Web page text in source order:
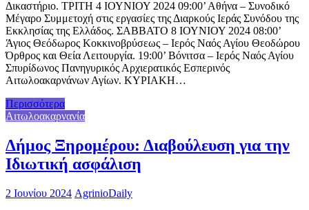
Δικαστήριο. ΤΡΙΤΗ 4 ΙΟΥΝΙΟΥ 2024 09:00’ Αθήνα – Συνοδικό
Μέγαρο Συμμετοχή στις εργασίες της Διαρκούς Ιεράς Συνόδου της
Εκκλησίας της Ελλάδος. ΣΑΒΒΑΤΟ 8 ΙΟΥΝΙΟΥ 2024 08:00’
Άγιος Θεόδωρος Κοκκινοβρύσεως – Ιερός Ναός Αγίου Θεοδώρου
Όρθρος και Θεία Λειτουργία. 19:00’ Βόνιτσα – Ιερός Ναός Αγίου
Σπυρίδωνος Πανηγυρικός Αρχιερατικός Εσπερινός
Αιτωλοακαρνάνων Αγίων. ΚΥΡΙΑΚΗ…
Περισσότερα
Αιτωλοακαρνανία
Δήμος Ξηρομέρου: Διαβούλευση για την
Ιδιωτική ασφάλιση
2 Ιουνίου 2024 AgrinioDaily